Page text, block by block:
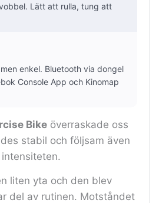
Lätt att rulla, tung att
enkel. Bluetooth via dongel
Console App och Kinomap
Bike överraskade oss
stabil och följsam även
liten yta och den blev
del av rutinen. Motståndet